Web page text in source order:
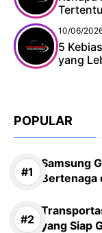
10/06/
5
yang
POPULAR
Samsung
Bertenaga
yang Siap